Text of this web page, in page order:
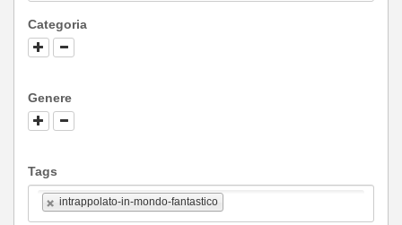
Categoria
Genere
Tags
intrappolato-in-mondo-fantastico